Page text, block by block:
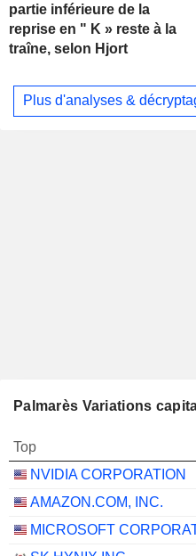
partie inférieure de la
reprise en " K » reste à la
traîne, selon Hjort
Plus d'analyses &
Palmarès Variations
Top
NVIDIA CORPORATION
AMAZON.COM, INC.
MICROSOFT